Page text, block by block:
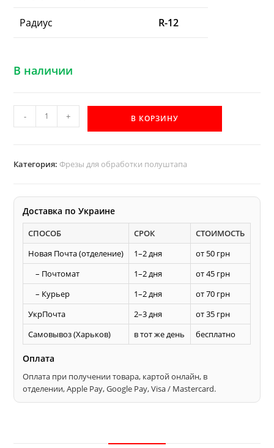
Радиус R-12
В наличии
Количество
товара
левая
для
изготовления
полу
радиуса
- + В КОРЗИНУ
Категория:Фрезы для обработки полуштапа
Доставка по Украине
СПОСОБ СРОК
СТОИМОСТЬ
Новая Почта (отделение)
1–2 дня
от 50 грн
– Почтомат
1–2 дня
от 45 грн
– Курьер
1–2 дня
от 70 грн
УкрПочта
2–3 дня
от 35 грн
Самовывоз (Харьков)
в тот же день бесплатно
Оплата
Оплата при получении товара, картой онлайн, в
отделении, Apple Pay, Google Pay, Visa / Mastercard.